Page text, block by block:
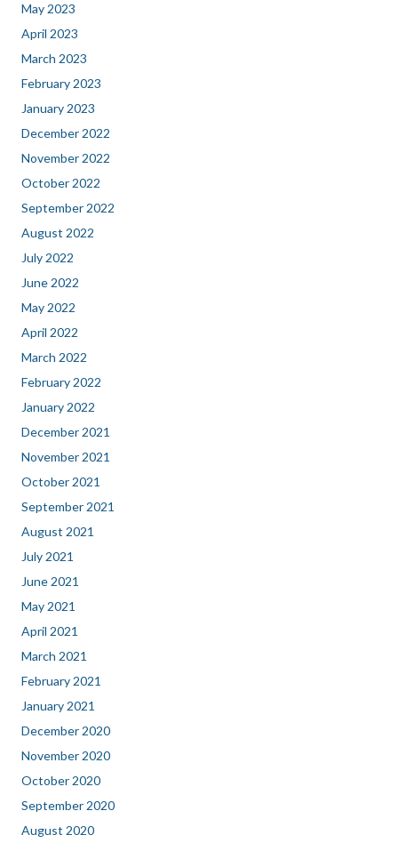
May 2023
April 2023
March 2023
February 2023
January 2023
December 2022
November 2022
October 2022
September 2022
August 2022
July 2022
June 2022
May 2022
April 2022
March 2022
February 2022
January 2022
December 2021
November 2021
October 2021
September 2021
August 2021
July 2021
June 2021
May 2021
April 2021
March 2021
February 2021
January 2021
December 2020
November 2020
October 2020
September 2020
August 2020